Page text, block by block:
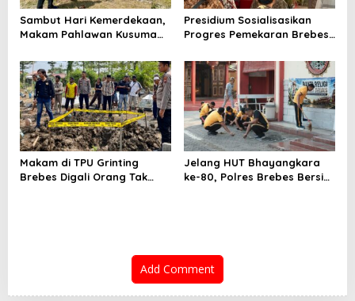
Sambut Hari Kemerdekaan,
Makam Pahlawan Kusuma
Dibersihkan
Presidium Sosialisasikan
Progres Pemekaran Brebes
Pansus DPRD Jateng Jadi
Tahap Berikutnya
Makam di TPU Grinting
Brebes Digali Orang Tak
Jelang HUT Bhayangkara
ke-80, Polres Brebes Bersih-
Add Comment